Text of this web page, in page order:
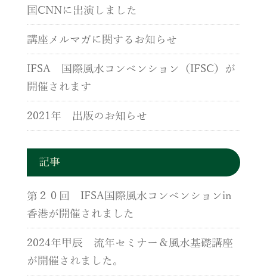
国CNNに出演しました
講座メルマガに関するお知らせ
IFSA 国際風水コンベンション（IFSC）が
開催されます
2021年 出版のお知らせ
記事
第２０回 IFSA国際風水コンベンションin
香港が開催されました
2024年甲辰 流年セミナー＆風水基礎講座
が開催されました。